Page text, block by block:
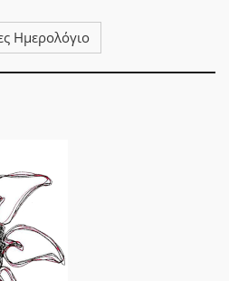
Ημερολόγιο